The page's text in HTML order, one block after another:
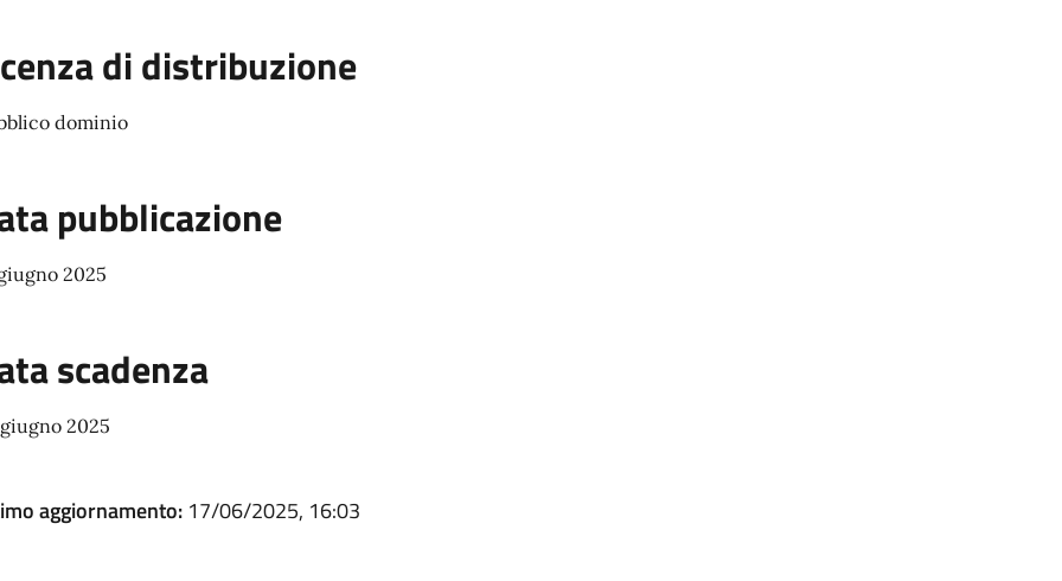
di distribuzione
dominio
pubblicazione
2025
scadenza
2025
aggiornamento: 17/06/2025, 16:03